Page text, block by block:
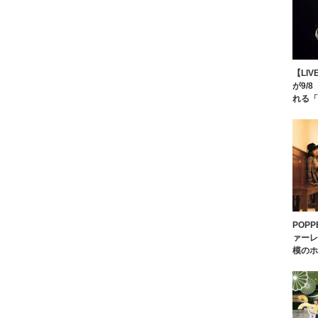
【
が9/8
れる
ァー
模の